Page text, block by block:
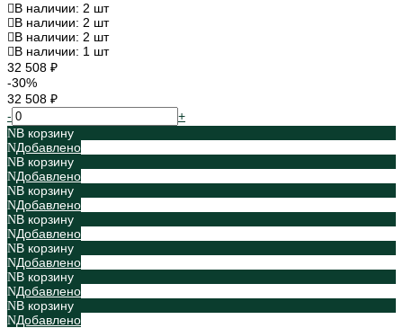
В наличии: 2 шт
В наличии: 2 шт
В наличии: 2 шт
В наличии: 1 шт
32 508 ₽
-30%
32 508 ₽
-
+
В корзину
Добавлено
В корзину
Добавлено
В корзину
Добавлено
В корзину
Добавлено
В корзину
Добавлено
В корзину
Добавлено
В корзину
Добавлено